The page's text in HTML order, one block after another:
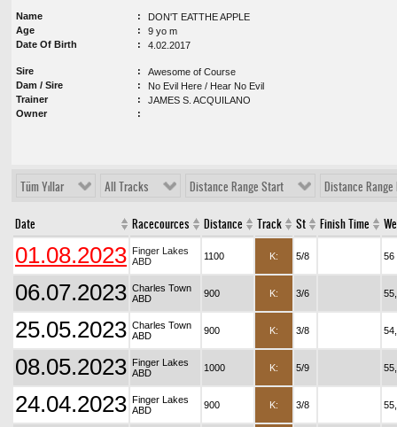
Name
DON'T EATTHE APPLE
Age
9 yo m
Date Of Birth
4.02.2017
Sire
Awesome of Course
Dam / Sire
No Evil Here / Hear No Evil
Trainer
JAMES S. ACQUILANO
Owner
Tüm Yıllar All Tracks Distance Range Start Distance Range
Date Racecources Distance Track St Finish Time
01.08.2023 Finger Lakes
ABD
1100 K: 5/8 56
06.07.2023 Charles Town
ABD
900 K: 3/6
25.05.2023 Charles Town
ABD
900 K: 3/8
08.05.2023 Finger Lakes
ABD
1000 K: 5/9
24.04.2023 Finger Lakes
ABD
900 K: 3/8